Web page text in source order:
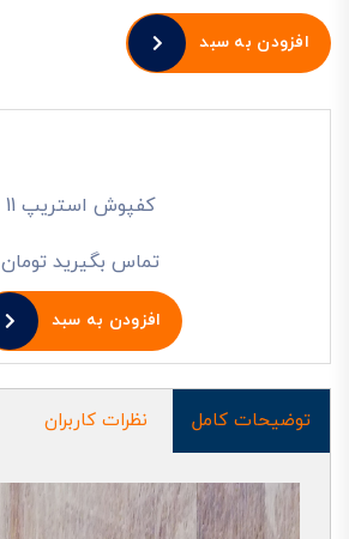
افزودن به سبد
کفپوش استریپ 11
تماس بگیرید تومان
افزودن به سبد
توضیحات کامل نظرات کاربران